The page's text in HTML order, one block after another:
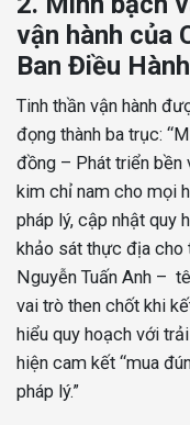
vận hành của
Ban Điều Hành
Tinh thần vận hành
đọng thành ba trục:
đồng – Phát triển bền
kim chỉ nam cho mọi
pháp lý, cập nhật quy
khảo sát thực địa cho
Nguyễn Tuấn Anh –
vai trò then chốt khi
hiểu quy hoạch với
hiện cam kết “mua
pháp lý.”